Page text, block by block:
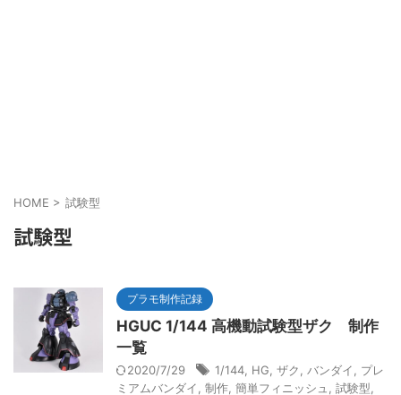
HOME > 試験型
試験型
プラモ制作記録
HGUC 1/144 高機動試験型ザク 制作
一覧
2020/7/29 1/144 HG ザク バンダイ
プレ
ミアムバンダイ
制作 簡単フィニッシュ 試験型